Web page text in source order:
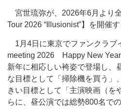
宮世琉弥が、2026年6月より
Tour 2026 “Illusionist”】を開催す
1月4日に東京でファンクラブ
meeting 2026 Happy New
新年に相応しい袴姿で登場し、
な目標として「掃除機を買う」
きい目標として「主演映画（を
らに、昼公演では総勢800名で